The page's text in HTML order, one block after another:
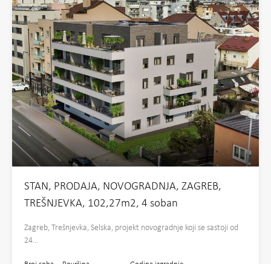
STAN, PRODAJA, NOVOGRADNJA, ZAGREB,
TREŠNJEVKA, 102,27m2, 4 soban
Zagreb, Trešnjevka, Selska, projekt novogradnje koji se sastoji od
24…